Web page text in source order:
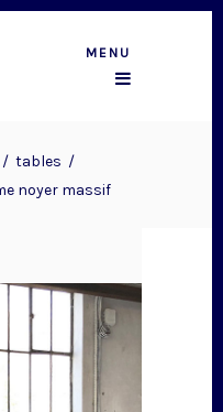
MENU
/ tables /
noyer massif